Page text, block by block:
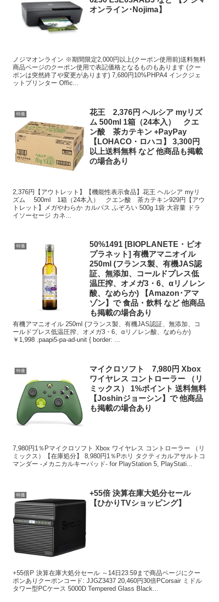
オンライン･Nojima】
ノジマオンライン ※期間限定2,000円以上(クーポン使用前)送料無料
商品ページのクーポン使用で表記価格となるものもあります (クー
ポンは突然終了や変更があります) 7,680円10%PHPA4 インクジェ
ットプリンター Offic...
特価
花王 2,376円 ヘルシア myリズ
ム 500ml 1箱（24本入） クエ
ン酸 茶カテキン +PayPay
【LOHACO・ロハコ】 3,300円
以上送料無料 など 他商品も掲載
の場合あり
2,376円【アウトレット】【機能性表示食品】花王 ヘルシア myリ
ズム 500ml 1箱（24本入） クエン酸 茶カテキン929円【アウ
トレット】メガやわらか カルパス ふぞろい 500g 1袋 大容量 ドラ
イソーセージ カネ...
特価
50%1491 [BIOPLANETE・ビオ
プラネット] 有機アマニオイル
250ml (フランス製、有機JAS認
証、無添加、コールドプレス低
温圧搾、オメガ3・6、αリノレン
酸、なめらか) 【Amazon･アマ
ゾン】で 食品・飲料 など 他商品
も掲載の場合あり
有機アマニオイル 250ml (フランス製、有機JAS認証、無添加、コ
ールドプレス低温圧搾、オメガ3・6、αリノレン酸、なめらか)
￥1,998 .paapi5-pa-ad-unit { border: ...
特価
マイクロソフト 7,980円 Xbox
ワイヤレス コントローラー （リ
ミックス） 1%ポイント 送料無料
【Joshinジョーシン】で 他商品
も掲載の場合あり
7,980円1％Pマイクロソフト Xbox ワイヤレス コントローラー （リ
ミックス）【在庫処分】 8,980円1％Pホリ タクティカルアサルトコ
マンダー -メカニカルキーパッド- for PlayStation 5, PlayStati...
特価
+55倍 決算在庫大処分セール
【ひかりTVショッピング】
+55倍P 決算在庫大処分セール ～14日23:59まで商品ページにクー
ポンありクーポンコード: JJGZ3437 20,460円30倍PCorsair ミドル
タワー型PCケース 5000D Tempered Glass Black...